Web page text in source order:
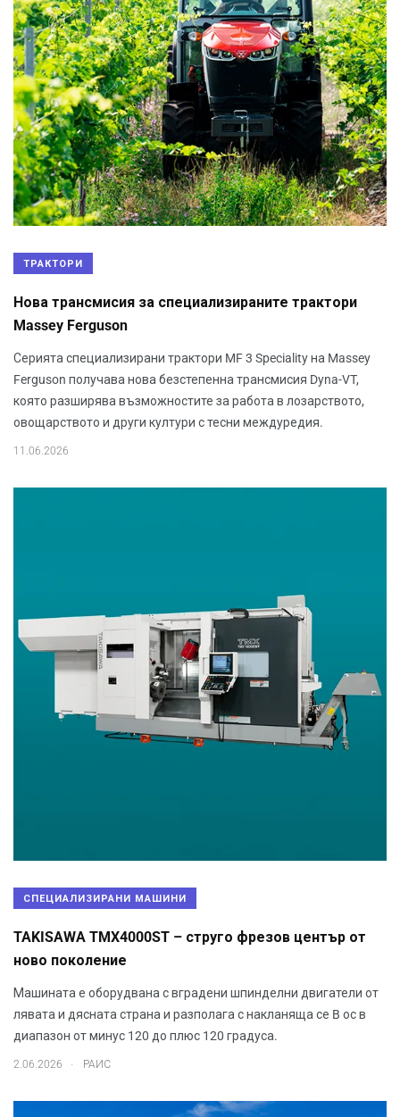
ТРАКТОРИ
Нова трансмисия за специализираните трактори
Massey Ferguson
Серията специализирани трактори MF 3 Speciality на Massey
Ferguson получава нова безстепенна трансмисия Dyna-VT,
която разширява възможностите за работа в лозарството,
овощарството и други култури с тесни междуредия.
11.06.2026
СПЕЦИАЛИЗИРАНИ МАШИНИ
TAKISAWA TMX4000ST – струго фрезов център от
ново поколение
Машината е оборудвана с вградени шпинделни двигатели от
лявата и дясната страна и разполага с накланяща се B ос в
диапазон от минус 120 до плюс 120 градуса.
2.06.2026 . РАИС